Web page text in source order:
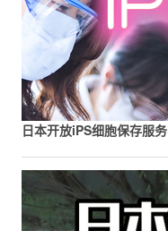
日本开放iPS细胞保存服务